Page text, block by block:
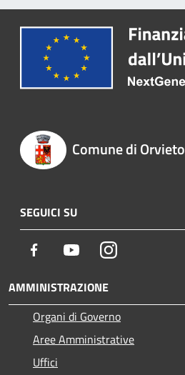
Comune di Orvieto
SEGUICI SU
Facebook YoutubeInstagram
AMMINISTRAZIONE
Organi di Governo
Aree Amministrative
Uffici